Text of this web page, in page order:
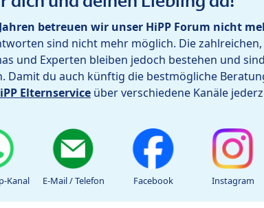
betreuen wir unser HiPP Forum nicht
sind nicht mehr möglich. Die zahlreichen,
und Experten bleiben jedoch bestehen und sind
Damit du auch künftig die bestmögliche
Elternservice über verschiedene Kanäle
Kanal E-Mail / Telefon Facebook Instagram